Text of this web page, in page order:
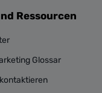
Ressourcen
Glossar